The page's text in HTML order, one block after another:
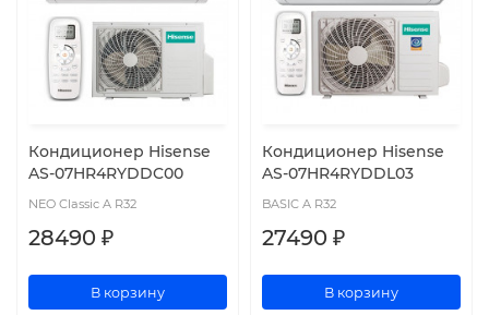
Кондиционер Hisense
AS-07HR4RYDDC00
NEO Classic A R32
28490 ₽
В корзину
Кондиционер Hisense
AS-07HR4RYDDL03
BASIC A R32
27490 ₽
В корзину